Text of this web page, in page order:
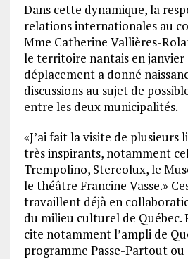
Dans cette dynamique, la
relations internationales au
Mme Catherine Vallières-
le territoire nantais en janvier
déplacement a donné
discussions au sujet de
entre les deux municipalités.
«J’ai fait la visite de plusieurs
très inspirants, notamment
Trempolino, Stereolux, le
le théâtre Francine Vasse.»
travaillent déjà en
du milieu culturel de Québec.
cite notamment l’ampli de
programme Passe-Partout ou